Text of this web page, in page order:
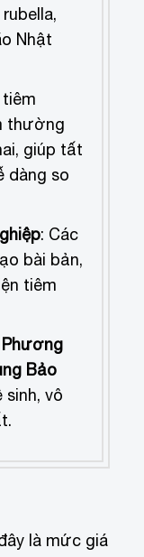
Nhật
tiêm
thường
giúp tất
dàng so
: Các
bài bản,
tiêm
Phương
Bảo
sinh, vô
là mức giá